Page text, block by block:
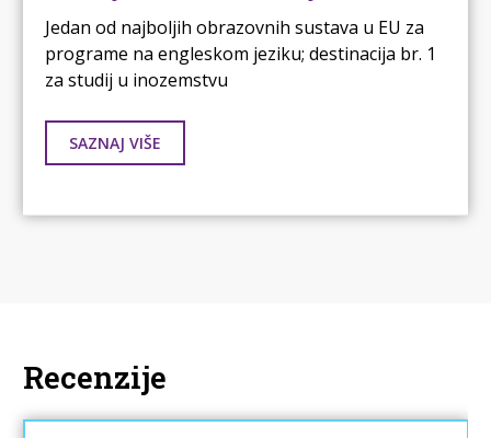
Jedan od najboljih obrazovnih sustava u EU za
programe na engleskom jeziku; destinacija br. 1
za studij u inozemstvu
SAZNAJ VIŠE
Recenzije